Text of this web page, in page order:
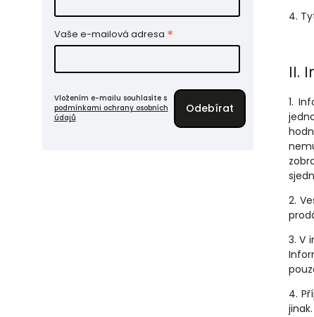
Vaše e-mailová adresa *
Vložením e-mailu souhlasíte s
podmínkami ochrany osobních
údajů
4.
II.
1.
2.
3. V
4.
jinak.